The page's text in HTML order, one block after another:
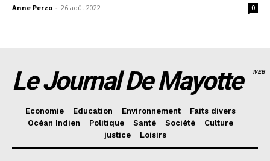
Anne Perzo - 26 août 2022 0
Le Journal De Mayotte WEB
Economie Education Environnement
Faits divers
Océan Indien
Politique Santé Société
Culture
justice
Loisirs